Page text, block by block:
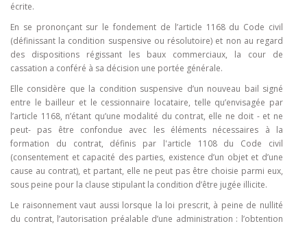
écrite.
En se prononçant sur le fondement de l’article 1168 du Code civil
(définissant la condition suspensive ou résolutoire) et non au regard
des dispositions régissant les baux commerciaux, la cour de
cassation a conféré à sa décision une portée générale.
Elle considère que la condition suspensive d’un nouveau bail signé
entre le bailleur et le cessionnaire locataire, telle qu’envisagée par
l’article 1168, n’étant qu’une modalité du contrat, elle ne doit - et ne
peut- pas être confondue avec les éléments nécessaires à la
formation du contrat, définis par l'article 1108 du Code civil
(consentement et capacité des parties, existence d’un objet et d’une
cause au contrat), et partant, elle ne peut pas être choisie parmi eux,
sous peine pour la clause stipulant la condition d’être jugée illicite.
Le raisonnement vaut aussi lorsque la loi prescrit, à peine de nullité
du contrat, l’autorisation préalable d’une administration : l’obtention